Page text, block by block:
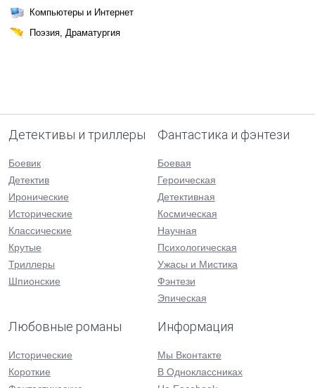
Компьютеры и Интернет
Поэзия, Драматургия
Детективы и триллеры
Боевик
Детектив
Иронические
Исторические
Классические
Крутые
Триллеры
Шпионские
Фантастика и фэнтези
Боевая
Героическая
Детективная
Космическая
Научная
Психологическая
Ужасы и Мистика
Фэнтези
Эпическая
Любовные романы
Исторические
Короткие
Информация
Мы Вконтакте
В Одноклассниках